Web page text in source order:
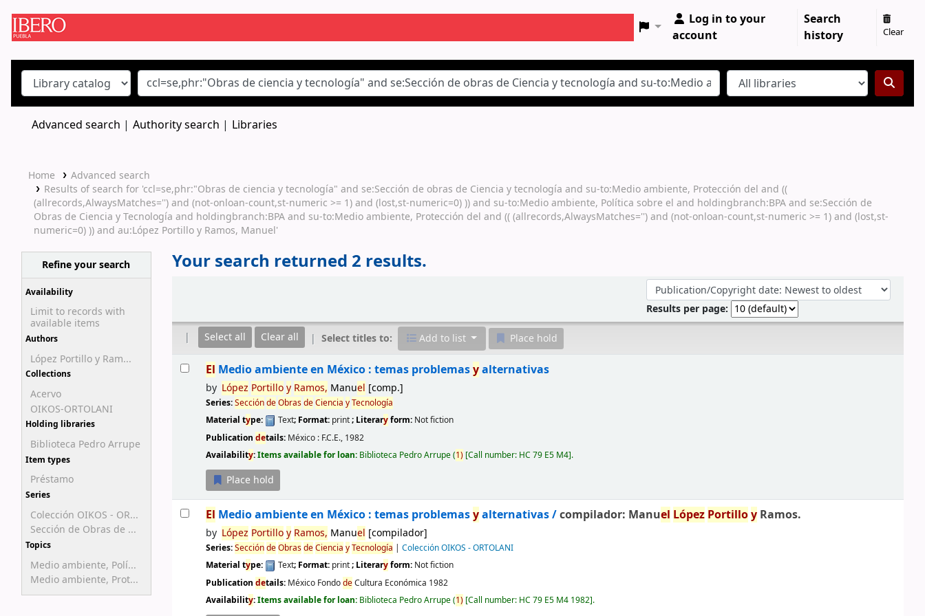
Log in to your
account
Search
history
Clear
Advanced search Authority search Libraries
Home
Advanced search
Results of search for 'ccl=se,phr:"Obras de ciencia y tecnología" and se:Sección de obras de Ciencia y tecnología and su-to:Medio ambiente, Protección del and ((
(allrecords,AlwaysMatches='') and (not-onloan-count,st-numeric >= 1) and (lost,st-numeric=0) )) and su-to:Medio ambiente, Política sobre el and holdingbranch:BPA and se:Sección de
Obras de Ciencia y Tecnología and holdingbranch:BPA and su-to:Medio ambiente, Protección del and (( (allrecords,AlwaysMatches='') and (not-onloan-count,st-numeric >= 1) and (lost,st-
numeric=0) )) and au:López Portillo y Ramos, Manuel'
Refine your search
Availability
Limit to records with
available items
Authors
López Portillo y Ram...
Collections
Acervo
OIKOS-ORTOLANI
Holding libraries
Biblioteca Pedro Arrupe
Item types
Préstamo
Series
Colección OIKOS - OR...
Sección de Obras de ...
Topics
Medio ambiente, Polí...
Medio ambiente, Prot...
Your search returned 2 results.
Sort by:
Results per page:
Select all
Clear all Select titles to: Add to list Place hold
Results
El Medio ambiente en México : temas problemasyalternativas
by López Portilloy Ramos, Manuel [comp.]
Series:SeccióndeObrasdeCiencia yTecnología
Material type: Text; Format: print; Literaryform: Not fiction
Publication details: México : F.C.E., 1982
Availability:Items available for loan: Biblioteca Pedro Arrupe(1) Call number: HC 79 E5 M4 .
Place hold
El Medio ambiente en México : temas problemasyalternativas /compilador: Manuel López PortilloyRamos.
by López Portilloy Ramos, Manuel [compilador]
Series:SeccióndeObrasdeCiencia yTecnología
Colección OIKOS - ORTOLANI
Material type: Text; Format: print; Literaryform: Not fiction
Publication details: México FondodeCultura Económica 1982
Availability:Items available for loan: Biblioteca Pedro Arrupe(1) Call number: HC 79 E5 M4 1982 .